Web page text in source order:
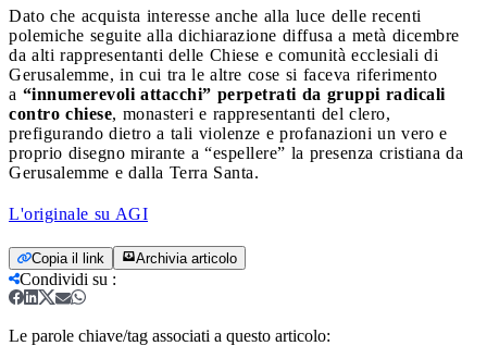
Dato che acquista interesse anche alla luce delle recenti
polemiche seguite alla dichiarazione diffusa a metà dicembre
da alti rappresentanti delle Chiese e comunità ecclesiali di
Gerusalemme, in cui tra le altre cose si faceva riferimento
a “innumerevoli attacchi” perpetrati da gruppi radicali
contro chiese, monasteri e rappresentanti del clero,
prefigurando dietro a tali violenze e profanazioni un vero e
proprio disegno mirante a “espellere” la presenza cristiana da
Gerusalemme e dalla Terra Santa.
L'originale su AGI
Copia il link Archivia articolo
Condividi su :
Le parole chiave/tag associati a questo articolo: